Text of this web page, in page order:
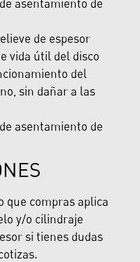
de espesor
vida útil del disco
del
sin dañar a las
asentamiento de
que compras aplica
y/o cilindraje
si tienes dudas